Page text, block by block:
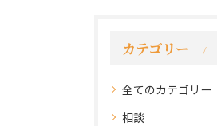
カテゴリー
全てのカテゴリー
相談